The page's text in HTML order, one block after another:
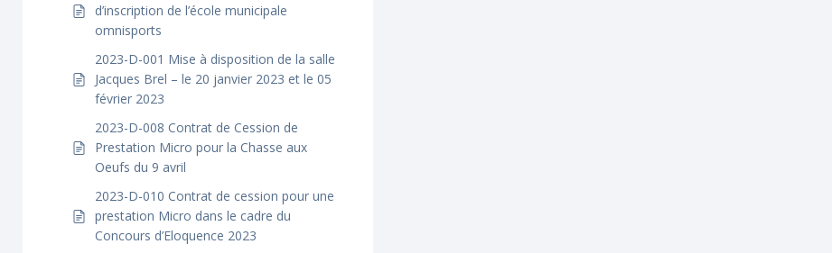
d’inscription de l’école municipale
omnisports
2023-D-001 Mise à disposition de la salle
Jacques Brel – le 20 janvier 2023 et le 05
février 2023
2023-D-008 Contrat de Cession de
Prestation Micro pour la Chasse aux
Oeufs du 9 avril
2023-D-010 Contrat de cession pour une
prestation Micro dans le cadre du
Concours d’Eloquence 2023